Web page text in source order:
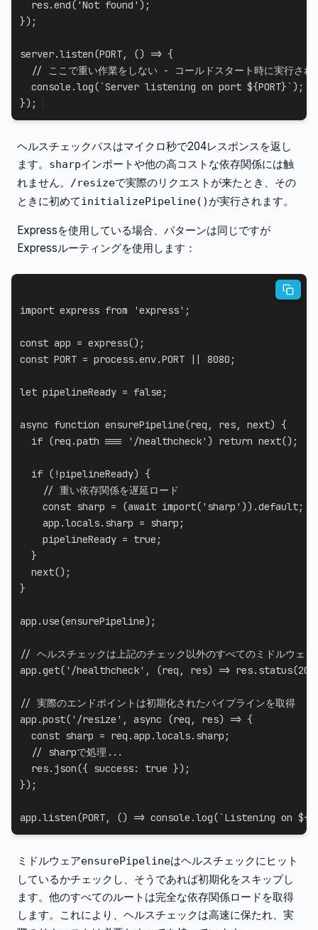
  res
.end( 'Not found' ) ;
}) ;
server.listen(PORT, () => {
// ここで重い作業をしない - コールドスタート時に実行され
  console
.log(`Server listening on port ${PORT}`) ;
}) ;
ヘルスチェックパスはマイクロ秒で204レスポンスを返し
ます。 sharpインポートや他の高コストな依存関係には触
れません。 /resizeで実際のリクエストが来たとき、その
ときに初めてinitializePipeline() が実行されます。
Expressを使用している場合、パターンは同じですが
Expressルーティングを使用します：
import express from 'express' ;
const app = express() ;
const PORT = process.env.PORT || 8080 ;
let pipelineReady = false ;
async function ensurePipeline(req , res, next) {
if (req .path === '/healthcheck' ) return next() ;
if ( !pipelineReady) {
// 重い依存関係を遅延ロード
const sharp = (await import( 'sharp' )) .default;
    app
.locals. sharp = sharp ;
    pipelineReady
= true ;
}
next() ;
}
app .use(ensurePipeline) ;
// ヘルスチェックは上記のチェック以外のすべてのミドルウェア
app .get( '/healthcheck' , (req , res) => res. status(204
// 実際のエンドポイントは初期化されたパイプラインを取得
app .post( '/resize' , async (req , res) => {
const sharp = req .app .locals. sharp ;
// sharpで処理...
  res
. json({ success: true }) ;
}) ;
app .listen(PORT, () => console .log(`Listening on ${
ミドルウェアensurePipelineはヘルスチェックにヒット
しているかチェックし、そうであれば初期化をスキップし
ます。他のすべてのルートは完全な依存関係ロードを取得
します。これにより、ヘルスチェックは高速に保たれ、実